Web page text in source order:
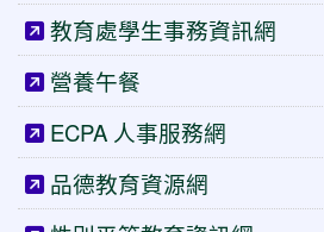
教育處學生事務資訊網
營養午餐
ECPA 人事服務網
品德教育資源網